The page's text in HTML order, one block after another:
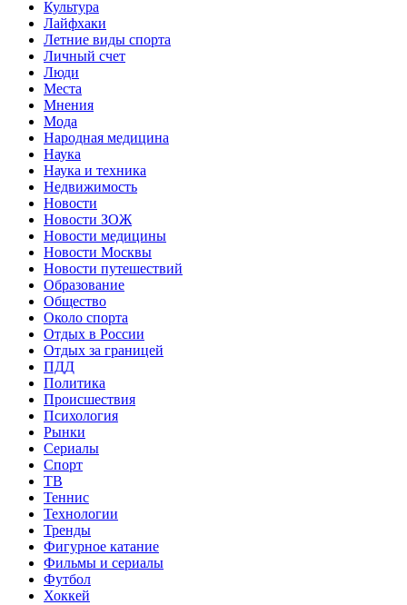
Культура
Лайфхаки
Летние виды спорта
Личный счет
Люди
Места
Мнения
Мода
Народная медицина
Наука
Наука и техника
Недвижимость
Новости
Новости ЗОЖ
Новости медицины
Новости Москвы
Новости путешествий
Образование
Общество
Около спорта
Отдых в России
Отдых за границей
ПДД
Политика
Происшествия
Психология
Рынки
Сериалы
Спорт
ТВ
Теннис
Технологии
Тренды
Фигурное катание
Фильмы и сериалы
Футбол
Хоккей